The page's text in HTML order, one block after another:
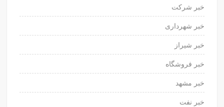
خبر شرکت
خبر شهرداری
خبر شیراز
خبر فروشگاه
خبر مشهد
خبر نفت